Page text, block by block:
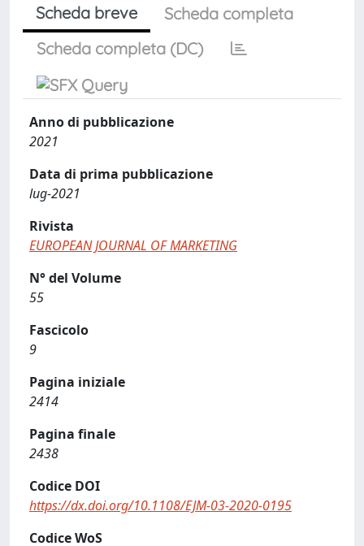
Scheda breve
Scheda completa
Scheda completa (DC)
Anno di pubblicazione
2021
Data di prima pubblicazione
lug-2021
Rivista
EUROPEAN JOURNAL OF MARKETING
N° del Volume
55
Fascicolo
9
Pagina iniziale
2414
Pagina finale
2438
Codice DOI
https://dx.doi.org/10.1108/EJM-03-2020-0195
Codice WoS